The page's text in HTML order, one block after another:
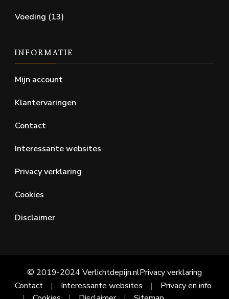
Voeding (13)
INFORMATIE
Mijn account
Klantervaringen
Contact
Interessante websites
Privacy verklaring
Cookies
Disclaimer
© 2019-2024 Verlichtdepijn.nlPrivacy verklaring
Contact
Interessante websites
Privacy en info